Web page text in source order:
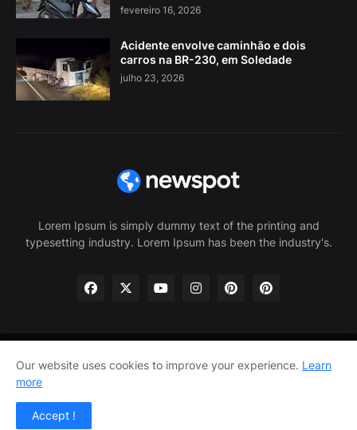
fevereiro 16, 2026
Acidente envolve caminhão e dois
carros na BR-230, em Soledade
julho 23, 2026
Lorem Ipsum is simply dummy text of the printing and
typesetting industry. Lorem Ipsum has been the industry's.
Home About Us Privacy Policy
Contact Us
Our website uses cookies to improve your experience. Learn
more
Accept !